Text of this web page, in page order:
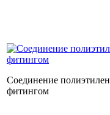
Соединение
фитингом